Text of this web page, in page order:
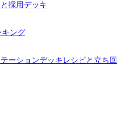
採用デッキ
キング
ーションデッキレシピと立ち回